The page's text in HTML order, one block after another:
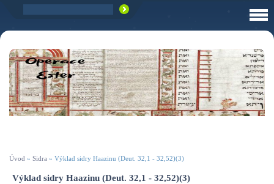
Úvod » Sidra » Výklad sidry Haazinu (Deut. 32,1 - 32,52)(3)
Výklad sidry Haazinu (Deut. 32,1 - 32,52)(3)